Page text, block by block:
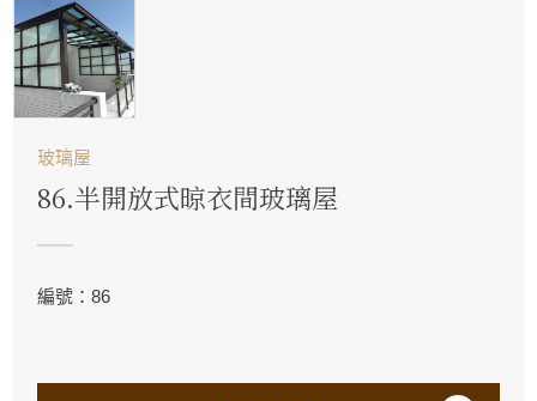
玻璃屋
86.半開放式晾衣間玻璃屋
編號：86